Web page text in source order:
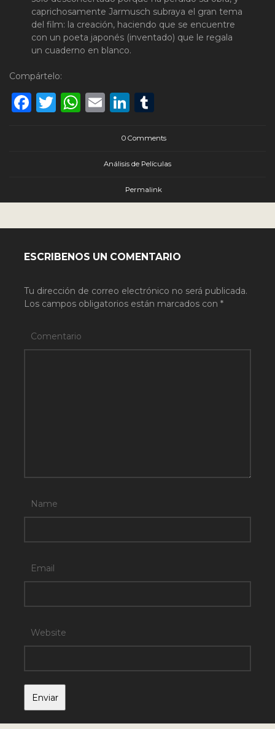
caprichosamente Jarmusch subraya el gran tema
del film: la creación, haciendo que se encuentre
con un poeta japonés (inventado) que le regala
un cuaderno en blanco.
Compártelo:
Facebook
Twitter
WhatsApp
EmailLinkedIn
0 Comments
Análisis de Películas
Permalink
ESCRIBENOS UN COMENTARIO
Tu dirección de correo electrónico no será publicada.
Los campos obligatorios están marcados con *
Comentario
Name
Email
Website